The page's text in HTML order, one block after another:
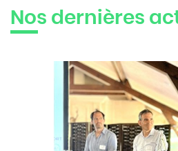
Nos dernières